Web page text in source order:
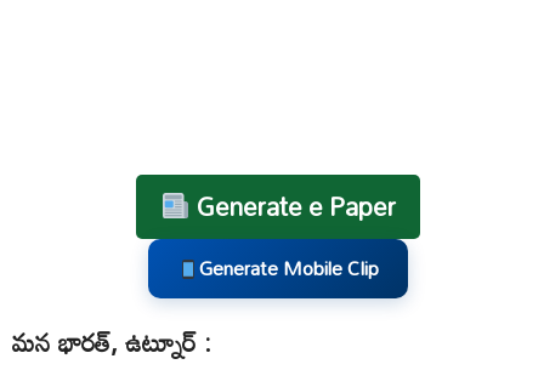
Generate e Paper
Generate Mobile Clip
మన భారత్, ఉట్నూర్ :